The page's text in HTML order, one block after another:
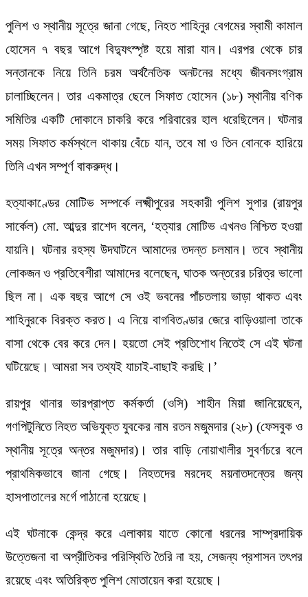
পুলিশ ও স্থানীয় সূত্রে জানা গেছে, নিহত শাহিনুর বেগমের স্বামী কামাল
হোসেন ৭ বছর আগে বিদ্যুৎস্পৃষ্ট হয়ে মারা যান। এরপর থেকে চার
সন্তানকে নিয়ে তিনি চরম অর্থনৈতিক অনটনের মধ্যে জীবনসংগ্রাম
চালাচ্ছিলেন। তার একমাত্র ছেলে সিফাত হোসেন (১৮) স্থানীয় বণিক
সমিতির একটি দোকানে চাকরি করে পরিবারের হাল ধরেছিলেন। ঘটনার
সময় সিফাত কর্মস্থলে থাকায় বেঁচে যান, তবে মা ও তিন বোনকে হারিয়ে
তিনি এখন সম্পূর্ণ বাকরুদ্ধ।
হত্যাকাণ্ডের মোটিভ সম্পর্কে লক্ষ্মীপুরের সহকারী পুলিশ সুপার (রায়পুর
সার্কেল) মো. আব্দুর রাশেদ বলেন, ‘হত্যার মোটিভ এখনও নিশ্চিত হওয়া
যায়নি। ঘটনার রহস্য উদঘাটনে আমাদের তদন্ত চলমান। তবে স্থানীয়
লোকজন ও প্রতিবেশীরা আমাদের বলেছেন, ঘাতক অন্তরের চরিত্র ভালো
ছিল না। এক বছর আগে সে ওই ভবনের পাঁচতলায় ভাড়া থাকত এবং
শাহিনুরকে বিরক্ত করত। এ নিয়ে বাগবিতণ্ডার জেরে বাড়িওয়ালা তাকে
বাসা থেকে বের করে দেন। হয়তো সেই প্রতিশোধ নিতেই সে এই ঘটনা
ঘটিয়েছে। আমরা সব তথ্যই যাচাই-বাছাই করছি।’
রায়পুর থানার ভারপ্রাপ্ত কর্মকর্তা (ওসি) শাহীন মিয়া জানিয়েছেন,
গণপিটুনিতে নিহত অভিযুক্ত যুবকের নাম রতন মজুমদার (২৮) (ফেসবুক ও
স্থানীয় সূত্রে অন্তর মজুমদার)। তার বাড়ি নোয়াখালীর সুবর্ণচরে বলে
প্রাথমিকভাবে জানা গেছে। নিহতদের মরদেহ ময়নাতদন্তের জন্য
হাসপাতালের মর্গে পাঠানো হয়েছে।
এই ঘটনাকে কেন্দ্র করে এলাকায় যাতে কোনো ধরনের সাম্প্রদায়িক
উত্তেজনা বা অপ্রীতিকর পরিস্থিতি তৈরি না হয়, সেজন্য প্রশাসন তৎপর
রয়েছে এবং অতিরিক্ত পুলিশ মোতায়েন করা হয়েছে।